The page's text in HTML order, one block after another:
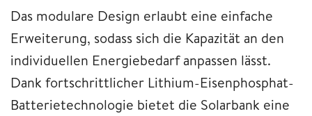
Das modulare Design erlaubt eine einfache
Erweiterung, sodass sich die Kapazität an den
individuellen Energiebedarf anpassen lässt.
Dank fortschrittlicher Lithium-Eisenphosphat-
Batterietechnologie bietet die Solarbank eine